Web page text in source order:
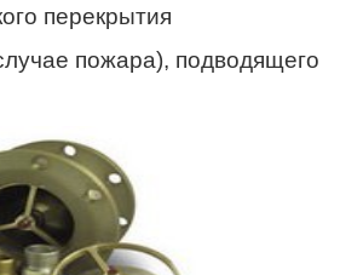
перекрытия
пожара), подводящего